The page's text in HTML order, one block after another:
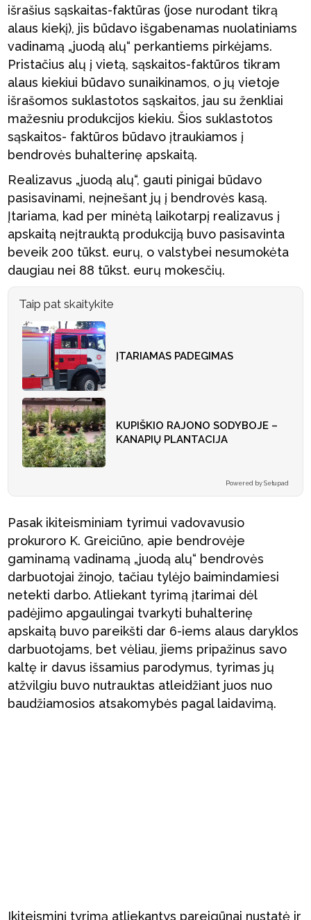
išrašius sąskaitas-faktūras (jose nurodant tikrą
alaus kiekį), jis būdavo išgabenamas nuolatiniams
vadinamą „juodą alų“ perkantiems pirkėjams.
Pristačius alų į vietą, sąskaitos-faktūros tikram
alaus kiekiui būdavo sunaikinamos, o jų vietoje
išrašomos suklastotos sąskaitos, jau su ženkliai
mažesniu produkcijos kiekiu. Šios suklastotos
sąskaitos- faktūros būdavo įtraukiamos į
bendrovės buhalterinę apskaitą.
Realizavus „juodą alų“, gauti pinigai būdavo
pasisavinami, neįnešant jų į bendrovės kasą.
Įtariama, kad per minėtą laikotarpį realizavus į
apskaitą neįtrauktą produkciją buvo pasisavinta
beveik 200 tūkst. eurų, o valstybei nesumokėta
daugiau nei 88 tūkst. eurų mokesčių.
Taip pat skaitykite
ĮTARIAMAS PADEGIMAS
KUPIŠKIO RAJONO SODYBOJE –
KANAPIŲ PLANTACIJA
Powered by Setupad
Pasak ikiteisminiam tyrimui vadovavusio
prokuroro K. Greiciūno, apie bendrovėje
gaminamą vadinamą „juodą alų“ bendrovės
darbuotojai žinojo, tačiau tylėjo baimindamiesi
netekti darbo. Atliekant tyrimą įtarimai dėl
padėjimo apgaulingai tvarkyti buhalterinę
apskaitą buvo pareikšti dar 6-iems alaus daryklos
darbuotojams, bet vėliau, jiems pripažinus savo
kaltę ir davus išsamius parodymus, tyrimas jų
atžvilgiu buvo nutrauktas atleidžiant juos nuo
baudžiamosios atsakomybės pagal laidavimą.
Ikiteisminį tyrimą atliekantys pareigūnai nustatė ir